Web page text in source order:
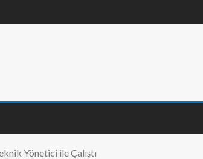
Yönetici ile Çalıştı